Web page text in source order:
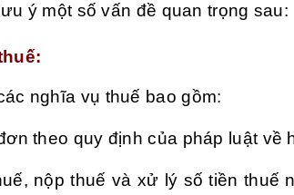
ý một số vấn đề quan trọng sau:
nghĩa vụ thuế bao gồm:
theo quy định của pháp luật về
nộp thuế và xử lý số tiền thuế